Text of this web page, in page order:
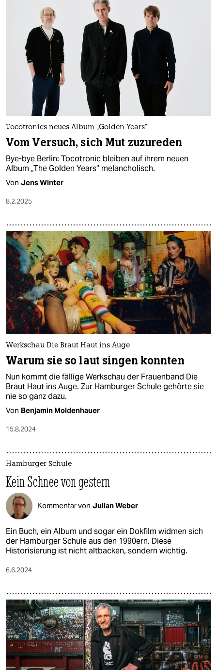
Tocotronics neues Album „Golden Years“
Vom Versuch, sich Mut zuzureden
Bye-bye Berlin: Tocotronic bleiben auf ihrem neuen
Album „The Golden Years“ melancholisch.
Von Jens Winter
8.2.2025
Werkschau Die Braut Haut ins Auge
Warum sie so laut singen konnten
Nun kommt die fällige Werkschau der Frauenband Die
Braut Haut ins Auge. Zur Hamburger Schule gehörte sie
nie so ganz dazu.
Von Benjamin Moldenhauer
15.8.2024
Hamburger Schule
Kein Schnee von gestern
Kommentar von Julian Weber
Ein Buch, ein Album und sogar ein Dokfilm widmen sich
der Hamburger Schule aus den 1990ern. Diese
Historisierung ist nicht altbacken, sondern wichtig.
6.6.2024